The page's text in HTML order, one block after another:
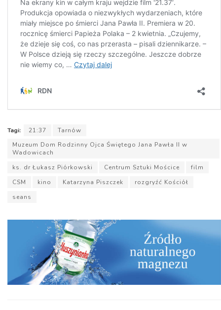
Tagi: 21:37
Tarnów
Muzeum Dom Rodzinny Ojca Świętego Jana Pawła II w
Wadowicach
ks. dr Łukasz Piórkowski
Centrum Sztuki Mościce
film
CSM
kino Katarzyna Piszczek
rozgryźć Kościół
seans